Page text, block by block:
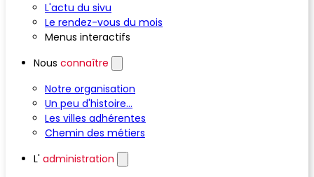
L'actu du sivu
Le rendez-vous du mois
Menus interactifs
Nous connaître
Notre organisation
Un peu d'histoire...
Les villes adhérentes
Chemin des métiers
L' administration